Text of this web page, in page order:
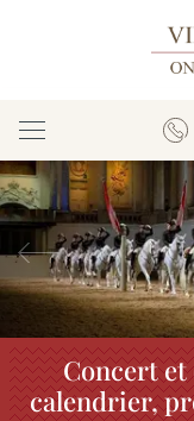
Afficher/masquer
la
navigation
Précédent
Concert
calendrier,